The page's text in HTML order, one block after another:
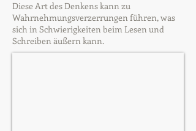
Diese Art des Denkens kann zu
Wahrnehmungsverzerrungen führen, was
sich in Schwierigkeiten beim Lesen und
Schreiben äußern kann.